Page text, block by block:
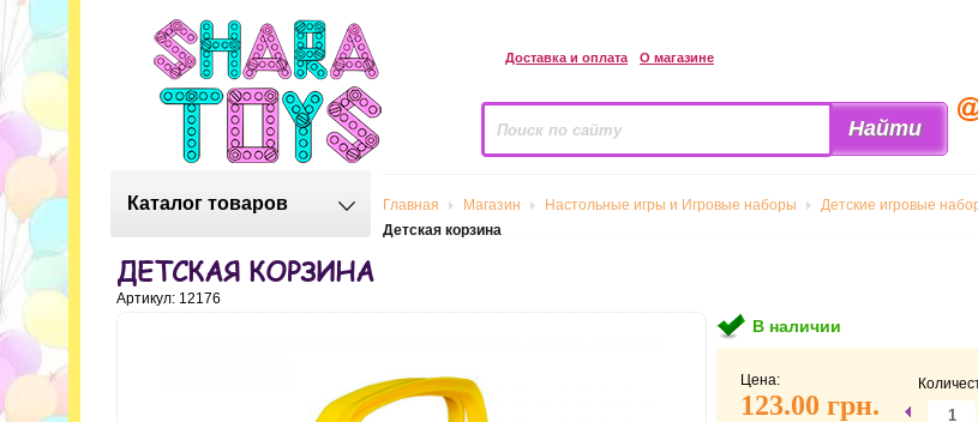
Доставка и оплата О магазине
Каталог товаров Главная Магазин Настольные игры и Игровые наборы Детские игровые
Детская корзина
ДЕТСКАЯ КОРЗИНА
Артикул: 12176
В наличии
Цена:
123.00 грн.